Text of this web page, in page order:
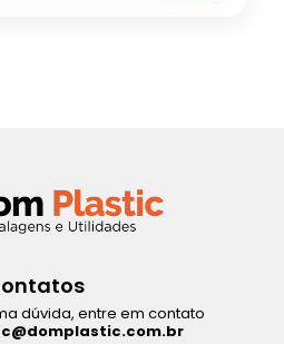
dúvida, entre em contato